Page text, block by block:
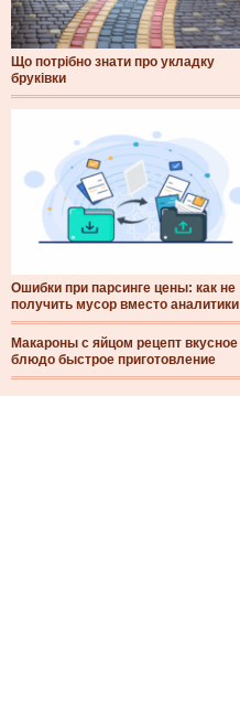
Що потрібно знати про укладку
бруківки
Ошибки при парсинге цены: как не
получить мусор вместо аналитики
Макароны с яйцом рецепт вкусное
блюдо быстрое приготовление